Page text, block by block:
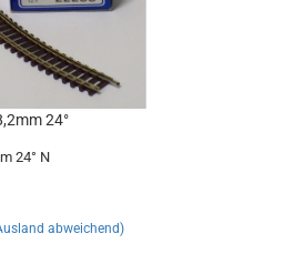
24°
24° N
abweichend)